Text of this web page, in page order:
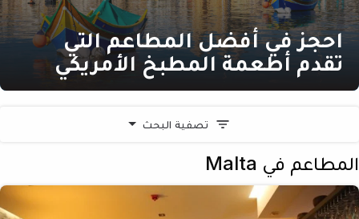
احجز في أفضل المطاعم التي
تقدم أطعمة المطبخ الأمريكي
تصفية البحث
المطاعم في Malta